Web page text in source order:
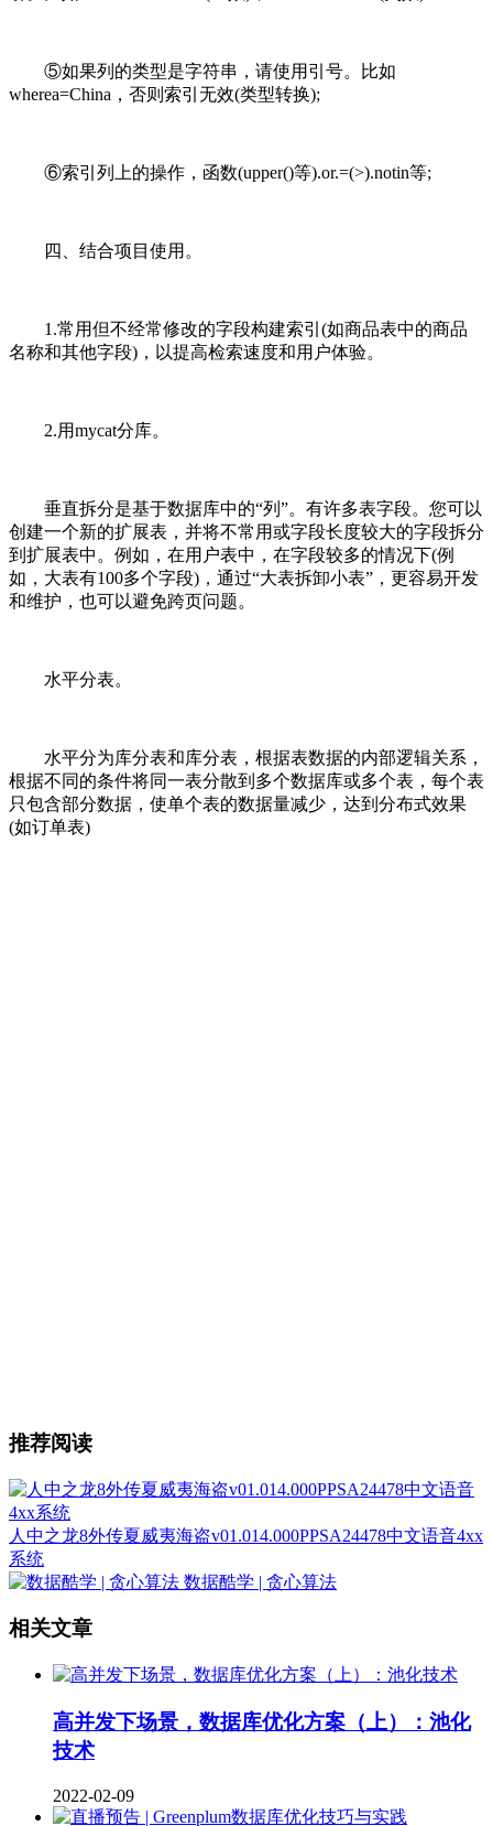
⑤如果列的类型是字符串，请使用引号。比如
wherea=China，否则索引无效(类型转换);
⑥索引列上的操作，函数(upper()等).or.=(>).notin等;
四、结合项目使用。
1.常用但不经常修改的字段构建索引(如商品表中的商品
名称和其他字段)，以提高检索速度和用户体验。
2.用mycat分库。
垂直拆分是基于数据库中的“列”。有许多表字段。您可以
创建一个新的扩展表，并将不常用或字段长度较大的字段拆分
到扩展表中。例如，在用户表中，在字段较多的情况下(例
如，大表有100多个字段)，通过“大表拆卸小表”，更容易开发
和维护，也可以避免跨页问题。
水平分表。
水平分为库分表和库分表，根据表数据的内部逻辑关系，
根据不同的条件将同一表分散到多个数据库或多个表，每个表
只包含部分数据，使单个表的数据量减少，达到分布式效果
(如订单表)
推荐阅读
人中之龙8外传夏威夷海盗v01.014.000PPSA24478中文语音4xx
系统
数据酷学 | 贪心算法
相关文章
高并发下场景，数据库优化方案（上）：池化
技术
2022-02-09